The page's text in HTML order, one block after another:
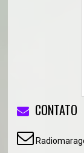
CONTATO